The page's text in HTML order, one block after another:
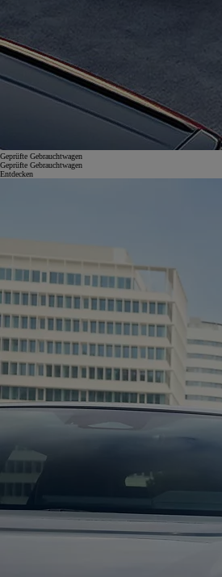
Geprüfte Gebrauchtwagen
Geprüfte Gebrauchtwagen
Entdecken